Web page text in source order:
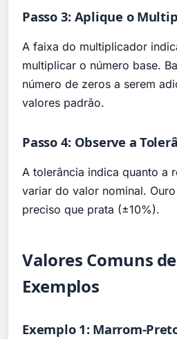
Passo 3: Aplique o
A faixa do multiplicador
multiplicar o número base.
número de zeros a serem
valores padrão.
Passo 4: Observe a
A tolerância indica quanto a
variar do valor nominal.
preciso que prata (±10%).
Valores Comuns
Exemplos
Exemplo 1: Marrom-